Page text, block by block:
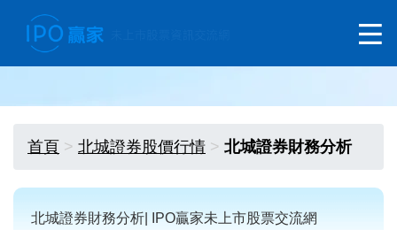
首頁 北城證券股價行情 北城證券財務分析
北城證券財務分析| IPO贏家未上市股票交流網